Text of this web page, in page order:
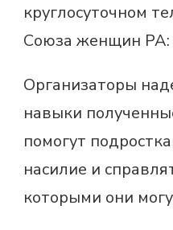
круглосуточном
Союза женщин
Организаторы
навыки
помогут
насилие и
которыми они